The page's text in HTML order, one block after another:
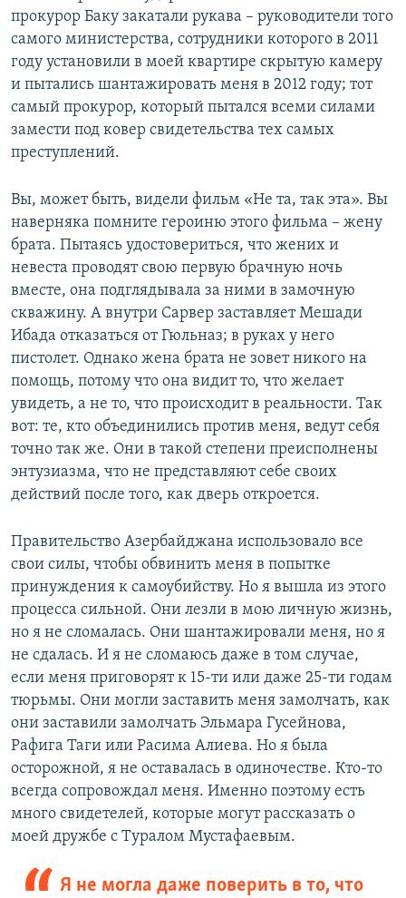
прокурор Баку закатали рукава – руководители того
самого министерства, сотрудники которого в 2011
году установили в моей квартире скрытую камеру
и пытались шантажировать меня в 2012 году; тот
самый прокурор, который пытался всеми силами
замести под ковер свидетельства тех самых
преступлений.
Вы, может быть, видели фильм «Не та, так эта». Вы
наверняка помните героиню этого фильма – жену
брата. Пытаясь удостовериться, что жених и
невеста проводят свою первую брачную ночь
вместе, она подглядывала за ними в замочную
скважину. А внутри Сарвер заставляет Мешади
Ибада отказаться от Гюльназ; в руках у него
пистолет. Однако жена брата не зовет никого на
помощь, потому что она видит то, что желает
увидеть, а не то, что происходит в реальности. Так
вот: те, кто объединились против меня, ведут себя
точно так же. Они в такой степени преисполнены
энтузиазма, что не представляют себе своих
действий после того, как дверь откроется.
Правительство Азербайджана использовало все
свои силы, чтобы обвинить меня в попытке
принуждения к самоубийству. Но я вышла из этого
процесса сильной. Они лезли в мою личную жизнь,
но я не сломалась. Они шантажировали меня, но я
не сдалась. И я не сломаюсь даже в том случае,
если меня приговорят к 15-ти или даже 25-ти годам
тюрьмы. Они могли заставить меня замолчать, как
они заставили замолчать Эльмара Гусейнова,
Рафига Таги или Расима Алиева. Но я была
осторожной, я не оставалась в одиночестве. Кто-то
всегда сопровождал меня. Именно поэтому есть
много свидетелей, которые могут рассказать о
моей дружбе с Туралом Мустафаевым.
Я не могла даже поверить в то, что